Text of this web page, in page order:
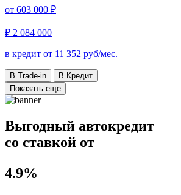
от 603 000 ₽
₽ 2 084 000
в кредит от 11 352 руб/мес.
В Trade-in
В Кредит
Показать еще
Выгодный автокредит
со ставкой от
4.9%